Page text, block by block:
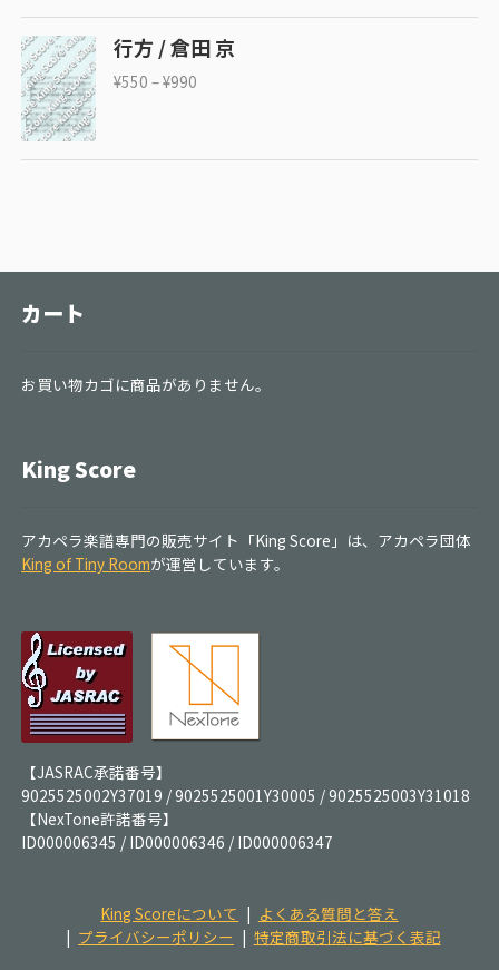
行方 / 倉田 京
¥550 –¥990
カート
お買い物カゴに商品がありません。
King Score
アカペラ楽譜専門の販売サイト「King Score」は、アカペラ団体
King of Tiny Roomが運営しています。
【JASRAC承諾番号】
9025525002Y37019 / 9025525001Y30005 / 9025525003Y31018
【NexTone許諾番号】
ID000006345 / ID000006346 / ID000006347
King Scoreについて
よくある質問と答え
プライバシーポリシー
特定商取引法に基づく表記